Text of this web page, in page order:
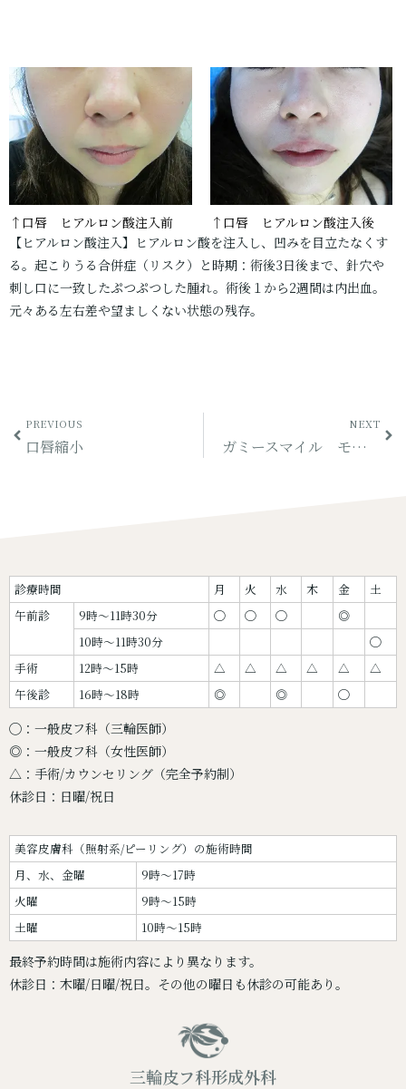
↑口唇 ヒアルロン酸注入前
↑口唇 ヒアルロン酸注入後
【ヒアルロン酸注入】ヒアルロン酸を注入し、凹みを目立たなくす
る。起こりうる合併症（リスク）と時期：術後3日後まで、針穴や
刺し口に一致したぷつぷつした腫れ。術後１から2週間は内出血。
元々ある左右差や望ましくない状態の残存。
PREVIOUS
口唇縮小
NEXT
ガミースマイル モニター
診療時間 月 火 水 木 金
土
午前診
9時〜11時30分 ◯ ◯ ◯
◎
10時〜11時30分
◯
手術
12時〜15時 △ △ △ △ △
△
午後診
16時〜18時 ◎ ◎ ◯
◯：一般皮フ科（三輪医師）
◎：一般皮フ科（女性医師）
△：手術/カウンセリング（完全予約制）
休診日：日曜/祝日
美容皮膚科（照射系/ピーリング）の施術時間
月、水、金曜
9時～17時
火曜
9時～15時
土曜
10時～15時
最終予約時間は施術内容により異なります。
休診日：木曜/日曜/祝日。その他の曜日も休診の可能あり。
三輪皮フ科形成外科